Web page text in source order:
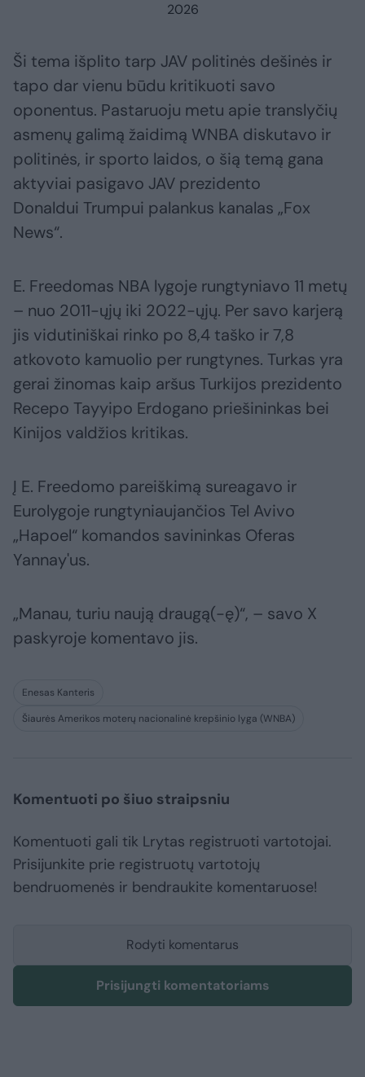
2026
Ši tema išplito tarp JAV politinės dešinės ir
tapo dar vienu būdu kritikuoti savo
oponentus. Pastaruoju metu apie translyčių
asmenų galimą žaidimą WNBA diskutavo ir
politinės, ir sporto laidos, o šią temą gana
aktyviai pasigavo JAV prezidento
Donaldui Trumpui palankus kanalas „Fox
News“.
E. Freedomas NBA lygoje rungtyniavo 11 metų
– nuo 2011-ųjų iki 2022-ųjų. Per savo karjerą
jis vidutiniškai rinko po 8,4 taško ir 7,8
atkovoto kamuolio per rungtynes. Turkas yra
gerai žinomas kaip aršus Turkijos prezidento
Recepo Tayyipo Erdogano priešininkas bei
Kinijos valdžios kritikas.
Į E. Freedomo pareiškimą sureagavo ir
Eurolygoje rungtyniaujančios Tel Avivo
„Hapoel“ komandos savininkas Oferas
Yannay'us.
„Manau, turiu naują draugą(-ę)“, – savo X
paskyroje komentavo jis.
Enesas Kanteris
Šiaurės Amerikos moterų nacionalinė krepšinio lyga (WNBA)
Komentuoti po šiuo straipsniu
Komentuoti gali tik Lrytas registruoti vartotojai.
Prisijunkite prie registruotų vartotojų
bendruomenės ir bendraukite komentaruose!
Rodyti komentarus
Prisijungti komentatoriams